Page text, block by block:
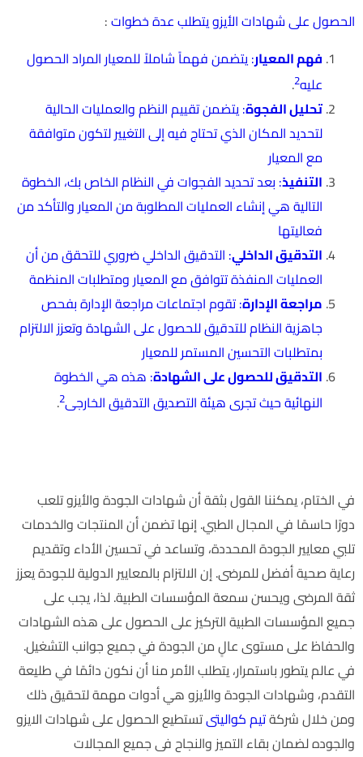
الحصول على شهادات الأيزو يتطلب عدة خطوات:
فهم المعيار: يتضمن فهماً شاملاً للمعيار المراد الحصول
عليه2
.
تحليل الفجوة: يتضمن تقييم النظم والعمليات الحالية
لتحديد المكان الذي تحتاج فيه إلى التغيير لتكون متوافقة
مع المعيار
التنفيذ: بعد تحديد الفجوات في النظام الخاص بك، الخطوة
التالية هي إنشاء العمليات المطلوبة من المعيار والتأكد من
فعاليتها
التدقيق الداخلي: التدقيق الداخلي ضروري للتحقق من أن
العمليات المنفذة تتوافق مع المعيار ومتطلبات المنظمة
مراجعة الإدارة: تقوم اجتماعات مراجعة الإدارة بفحص
جاهزية النظام للتدقيق للحصول على الشهادة وتعزز الالتزام
بمتطلبات التحسين المستمر للمعيار
التدقيق للحصول على الشهادة: هذه هي الخطوة
النهائية حيث تجرى هيئة التصديق التدقيق الخارجى2
.
في الختام، يمكننا القول بثقة أن شهادات الجودة والأيزو تلعب
دورًا حاسمًا في المجال الطبي. إنها تضمن أن المنتجات والخدمات
تلبي معايير الجودة المحددة، وتساعد في تحسين الأداء وتقديم
رعاية صحية أفضل للمرضى. إن الالتزام بالمعايير الدولية للجودة يعزز
ثقة المرضى ويحسن سمعة المؤسسات الطبية. لذا، يجب على
جميع المؤسسات الطبية التركيز على الحصول على هذه الشهادات
والحفاظ على مستوى عالٍ من الجودة في جميع جوانب التشغيل.
في عالم يتطور باستمرار، يتطلب الأمر منا أن نكون دائمًا في طليعة
التقدم، وشهادات الجودة والأيزو هي أدوات مهمة لتحقيق ذلك
ومن خلال شركةتيم كواليتىتستطيع الحصول على شهادات الايزو
والجوده لضمان بقاء التميز والنجاح فى جميع المجالات